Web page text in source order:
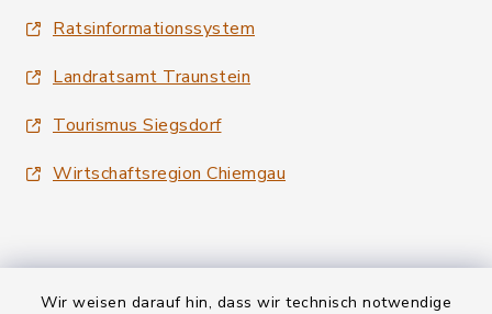
Wir weisen darauf hin, dass wir technisch notwendige
Ratsinformationssystem
Landratsamt Traunstein
Tourismus Siegsdorf
Wirtschaftsregion Chiemgau